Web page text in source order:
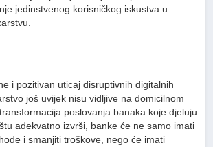
jedinstvenog korisničkog iskustva u
i pozitivan uticaj disruptivnih digitalnih
još uvijek nisu vidljive na domicilnom
poslovanja banaka koje djeluju
adekvatno izvrši, banke će ne samo imati
i smanjiti troškove, nego će imati